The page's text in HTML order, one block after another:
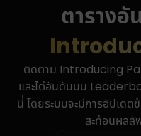
ตาราง
ติดตาม Introducing
และไต่อันดับบน
นี่ โดยระบบจะมีการอัปเดต
สะท้อนผลลั